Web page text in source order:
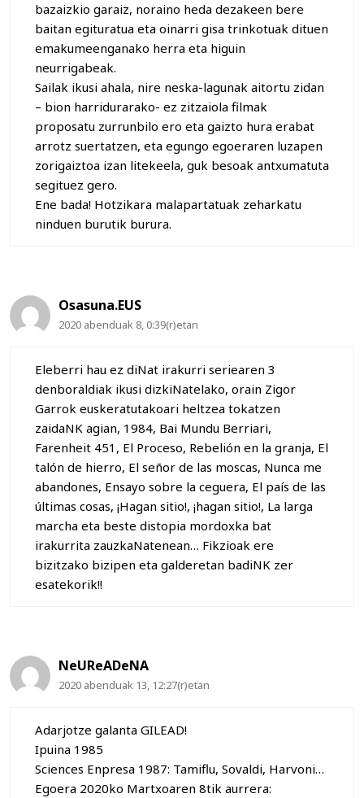
bazaizkio garaiz, noraino heda dezakeen bere
baitan egituratua eta oinarri gisa trinkotuak dituen
emakumeenganako herra eta higuin
neurrigabeak.
Sailak ikusi ahala, nire neska-lagunak aitortu zidan
– bion harridurarako- ez zitzaiola filmak
proposatu zurrunbilo ero eta gaizto hura erabat
arrotz suertatzen, eta egungo egoeraren luzapen
zorigaiztoa izan litekeela, guk besoak antxumatuta
segituez gero.
Ene bada! Hotzikara malapartatuak zeharkatu
ninduen burutik burura.
Osasuna.EUS
2020 abenduak 8, 0:39(r)etan
Eleberri hau ez diNat irakurri seriearen 3
denboraldiak ikusi dizkiNatelako, orain Zigor
Garrok euskeratutakoari heltzea tokatzen
zaidaNK agian, 1984, Bai Mundu Berriari,
Farenheit 451, El Proceso, Rebelión en la granja, El
talón de hierro, El señor de las moscas, Nunca me
abandones, Ensayo sobre la ceguera, El país de las
últimas cosas, ¡Hagan sitio!, ¡hagan sitio!, La larga
marcha eta beste distopia mordoxka bat
irakurrita zauzkaNatenean… Fikzioak ere
bizitzako bizipen eta galderetan badiNK zer
esatekorik!!
NeUReADeNA
2020 abenduak 13, 12:27(r)etan
Adarjotze galanta GILEAD!
Ipuina 1985
Sciences Enpresa 1987: Tamiflu, Sovaldi, Harvoni…
Egoera 2020ko Martxoaren 8tik aurrera: